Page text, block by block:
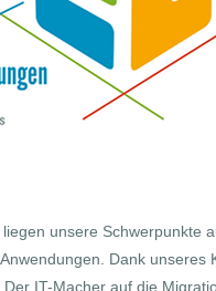
unsere Schwerpunkte
Dank
IT-Macher auf die